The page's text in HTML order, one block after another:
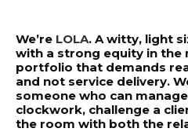
We’re LOLA. A witty, light
with a strong equity in the
portfolio that demands
and not service delivery.
someone who can
clockwork, challenge a
the room with both the